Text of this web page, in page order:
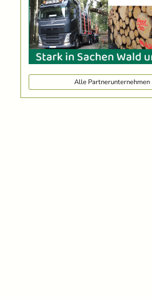
Alle Partnerunternehmen